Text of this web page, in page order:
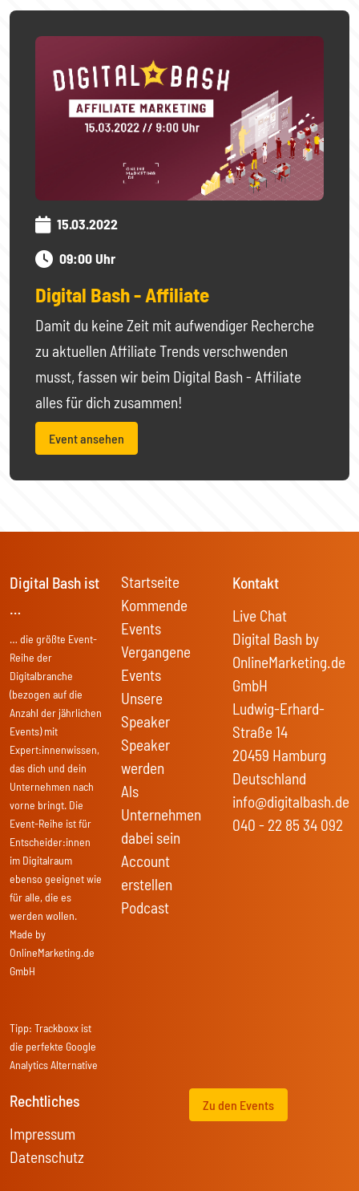
15.03.2022
09:00 Uhr
Digital Bash - Affiliate
Damit du keine Zeit mit aufwendiger Recherche
zu aktuellen Affiliate Trends verschwenden
musst, fassen wir beim Digital Bash - Affiliate
alles für dich zusammen!
Event ansehen
Digital Bash ist
…
… die größte Event-
Reihe der
Digitalbranche
(bezogen auf die
Anzahl der jährlichen
Events) mit
Expert:innenwissen,
das dich und dein
Unternehmen nach
vorne bringt. Die
Event-Reihe ist für
Entscheider:innen
im Digitalraum
ebenso geeignet wie
für alle, die es
werden wollen.
Made by
OnlineMarketing.de
GmbH
Tipp: Trackboxx ist
die perfekte Google
Analytics Alternative
Startseite
Kommende
Events
Vergangene
Events
Unsere
Speaker
Speaker
werden
Als
Unternehmen
dabei sein
Account
erstellen
Podcast
Kontakt
Live Chat
Digital Bash by
OnlineMarketing.de
GmbH
Ludwig-Erhard-
Straße 14
20459 Hamburg
Deutschland
info@digitalbash.de
040 - 22 85 34 092
Rechtliches
Impressum
Datenschutz
Zu den Events